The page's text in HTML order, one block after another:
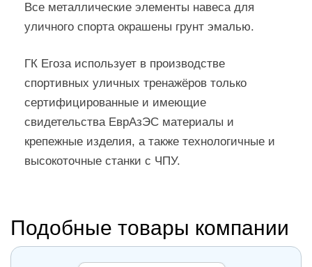
Все металлические элементы навеса для
уличного спорта окрашены грунт эмалью.
ГК Егоза использует в производстве
спортивных уличных тренажёров только
сертифицированные и имеющие
свидетельства ЕврАзЭС материалы и
крепежные изделия, а также технологичные и
высокоточные станки с ЧПУ.
Подобные товары компании